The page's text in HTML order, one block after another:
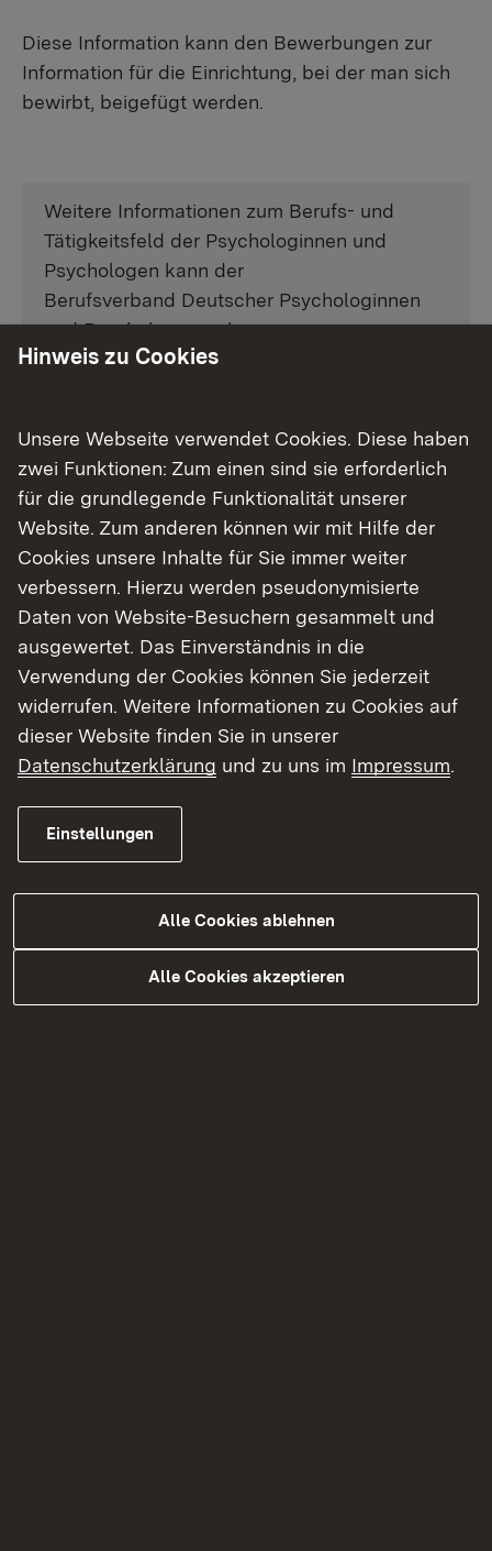
Diese Information kann den Bewerbungen zur
Information für die Einrichtung, bei der man sich
bewirbt, beigefügt werden.
Weitere Informationen zum Berufs- und
Tätigkeitsfeld der Psychologinnen und
Psychologen kann der
Berufsverband Deutscher Psychologinnen
und Psychologen geben:
Bundesgeschäftsstelle
Am Köllnischen Park 2
10179 Berlin
Externer Link:
Webseite
Für eine Auskunft, ob und in welcher Form
ein ausländischer Hochschulgrad geführt
werden darf, kann eine entsprechende
Anfrage zur Gradführung an das Ministerium
für Wissenschaft, Forschung und Kunst
Informationen zur Rechtslage in Baden-
Externer Link:
Wissenschaft, Forschung und Kunst Baden-
Hinweis zu Cookies
Unsere Webseite verwendet Cookies. Diese haben
zwei Funktionen: Zum einen sind sie erforderlich
für die grundlegende Funktionalität unserer
Website. Zum anderen können wir mit Hilfe der
Cookies unsere Inhalte für Sie immer weiter
verbessern. Hierzu werden pseudonymisierte
Daten von Website-Besuchern gesammelt und
ausgewertet. Das Einverständnis in die
Verwendung der Cookies können Sie jederzeit
widerrufen. Weitere Informationen zu Cookies auf
dieser Website finden Sie in unserer
Datenschutzerklärung und zu uns im Impressum.
Einstellungen
Alle Cookies ablehnen
Alle Cookies akzeptieren